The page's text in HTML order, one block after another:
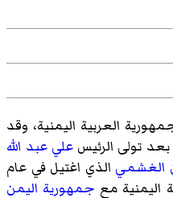
العربية اليمنية، وقد
تولى الرئيس علي عبد الله
الغشمي الذي اغتيل في عام
اليمنية مع جمهورية اليمن